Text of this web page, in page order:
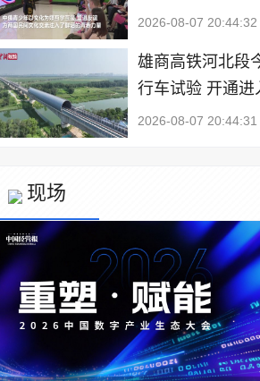
2026-08-07 20:44:32
雄商高铁河北段
行车试验 开通进
2026-08-07 20:44:31
现场